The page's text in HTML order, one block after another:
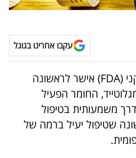
עקבו אחרינו בגוגל
מנהל המזון והתרופות האמריקני (FDA) אישר לראשונה
החומר הפעיל
דרך משמעותית בטיפול
שטיפול יעיל ברמה של